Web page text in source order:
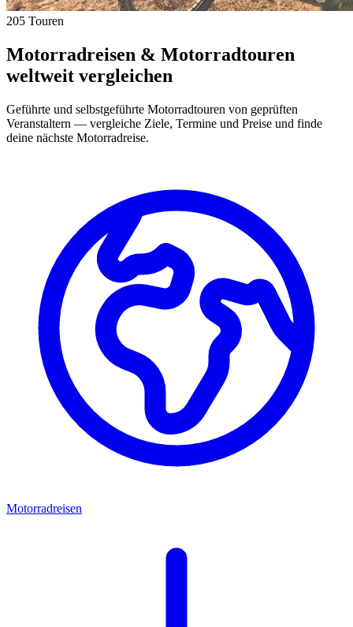
205 Touren
Motorradreisen & Motorradtouren
weltweit vergleichen
Geführte und selbstgeführte Motorradtouren von geprüften
Veranstaltern — vergleiche Ziele, Termine und Preise und finde
deine nächste Motorradreise.
Motorradreisen